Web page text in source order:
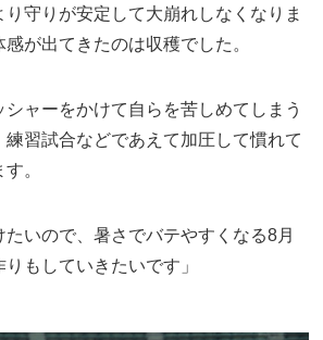
り守りが安定して大崩れしなくなりま
が出てきたのは収穫でした。
ャーをかけて自らを苦しめてしまう
習試合などであえて加圧して慣れて
。
いので、暑さでバテやすくなる8月
もしていきたいです」